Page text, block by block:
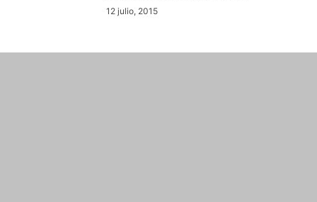
12 julio, 2015